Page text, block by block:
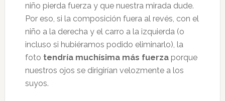
niño pierda fuerza y que nuestra mirada dude.
Por eso, si la composición fuera al revés, con el
niño a la derecha y el carro a la izquierda (o
incluso si hubiéramos podido eliminarlo), la
foto tendría muchísima más fuerzaporque
nuestros ojos se dirigirían velozmente a los
suyos.